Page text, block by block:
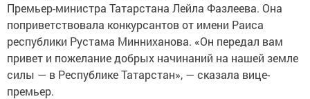
Премьер-министра Татарстана Лейла Фазлеева. Она
поприветствовала конкурсантов от имени Раиса
республики Рустама Минниханова. «Он передал вам
привет и пожелание добрых начинаний на нашей земле
силы — в Республике Татарстан», — сказала вице-
премьер.